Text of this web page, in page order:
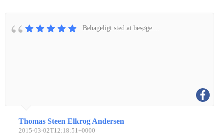
Behageligt sted at besøge....
Thomas Steen Elkrog Andersen
2015-03-02T12:18:51+0000